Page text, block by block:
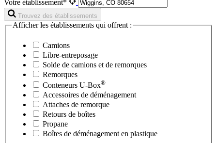
Votre établissement*
Trouvez des établissements
Afficher les établissements qui offrent :
Camions
Libre-entreposage
Solde de camions et de remorques
Remorques
Conteneurs U-Box®
Accessoires de déménagement
Attaches de remorque
Retours de boîtes
Propane
Boîtes de déménagement en plastique